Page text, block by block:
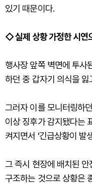
있기 때문이다.
◇ 실제 상황 가정한 시연
행사장 앞쪽 벽면에 투사
하던 중 갑자기 의식을
그러자 이를 모니터링하
이상 징후가 감지됐다는
켜지면서 ‘긴급상황이 발
그 즉시 현장에 배치된
구조하는 것으로 상황은